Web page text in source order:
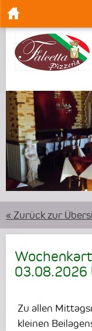
« Zurück zur
03.08.2026
Zu allen
kleinen